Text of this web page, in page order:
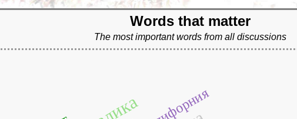
Words that matter
The most important words from all discussions